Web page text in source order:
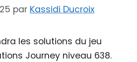
par Kassidi Ducroix
les solutions du jeu
Journey niveau 638.